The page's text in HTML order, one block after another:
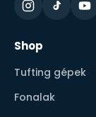
Shop
Tufting gépek
Fonalak